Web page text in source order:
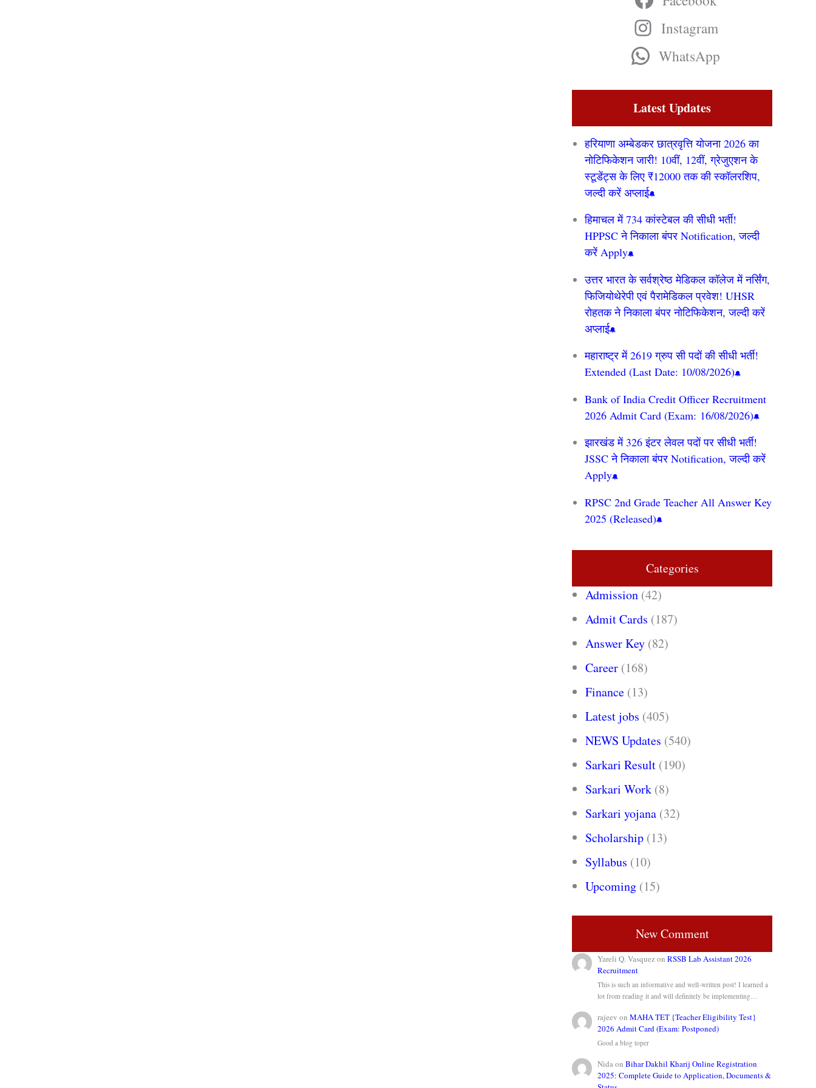
Instagram
WhatsApp
Latest Updates
हरियाणा अम्बेडकर छात्रवृत्ति योजना 2026 का
नोटिफिकेशन जारी! 10वीं, 12वीं, ग्रेजुएशन के
स्टूडेंट्स के लिए ₹12000 तक की स्कॉलरशिप,
जल्दी करें अप्लाई
हिमाचल में 734 कांस्टेबल की सीधी भर्ती!
HPPSC ने निकाला बंपर Notification, जल्दी
करें Apply
उत्तर भारत के सर्वश्रेष्ठ मेडिकल कॉलेज में नर्सिंग,
फिजियोथेरेपी एवं पैरामेडिकल प्रवेश! UHSR
रोहतक ने निकाला बंपर नोटिफिकेशन, जल्दी करें
अप्लाई
महाराष्ट्र में 2619 ग्रुप सी पदों की सीधी भर्ती!
Extended (Last Date: 10/08/2026)
Bank of India Credit Officer Recruitment
2026 Admit Card (Exam: 16/08/2026)
झारखंड में 326 इंटर लेवल पदों पर सीधी भर्ती!
JSSC ने निकाला बंपर Notification, जल्दी करें
Apply
RPSC 2nd Grade Teacher All Answer Key
2025 (Released)
Categories
Admission (42)
Admit Cards (187)
Answer Key (82)
Career (168)
Finance (13)
Latest jobs (405)
NEWS Updates (540)
Sarkari Result (190)
Sarkari Work (8)
Sarkari yojana (32)
Scholarship (13)
Syllabus (10)
Upcoming (15)
New Comment
Yareli Q. VasquezonRSSB Lab Assistant 2026
Recruitment
This is such an informative and well-written post! I learned a
lot from reading it and will definitely be implementing…
rajeev onMAHA TET {Teacher Eligibility Test}
2026 Admit Card (Exam: Postponed)
Good a blog toper
NidaonBihar Dakhil Kharij Online Registration
2025: Complete Guide to Application, Documents &